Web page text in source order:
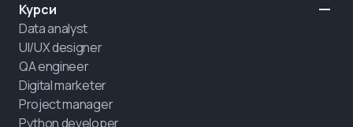
Курси
Data analyst
UI/UX designer
QA engineer
Digital marketer
Project manager
Python developer